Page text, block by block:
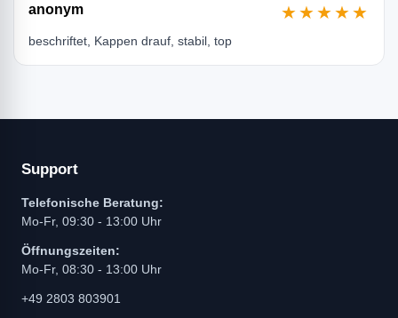
anonym ★★★★★
beschriftet, Kappen drauf, stabil, top
Support
Telefonische Beratung:
Mo-Fr, 09:30 - 13:00 Uhr
Öffnungszeiten:
Mo-Fr, 08:30 - 13:00 Uhr
+49 2803 803901